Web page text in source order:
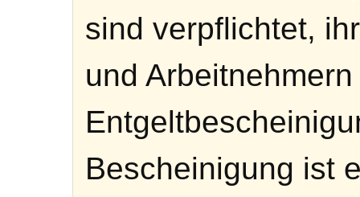
sind verpflichtet,
und
Bescheinigung ist